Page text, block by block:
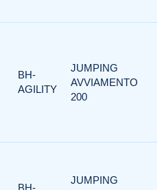
BH-
AGILITY
JUMPING
AVVIAMENTO
200
BH-
JUMPING